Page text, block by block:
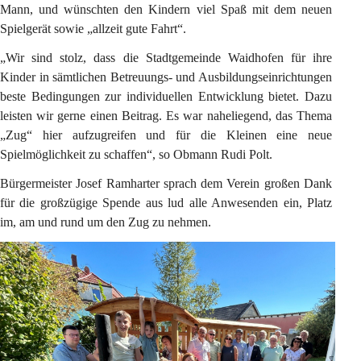
Mann, und wünschten den Kindern viel Spaß mit dem neuen
Spielgerät sowie „allzeit gute Fahrt“.
„Wir sind stolz, dass die Stadtgemeinde Waidhofen für ihre
Kinder in sämtlichen Betreuungs- und Ausbildungseinrichtungen
beste Bedingungen zur individuellen Entwicklung bietet. Dazu
leisten wir gerne einen Beitrag. Es war naheliegend, das Thema
„Zug“ hier aufzugreifen und für die Kleinen eine neue
Spielmöglichkeit zu schaffen“, so Obmann Rudi Polt.
Bürgermeister Josef Ramharter sprach dem Verein großen Dank
für die großzügige Spende aus lud alle Anwesenden ein, Platz
im, am und rund um den Zug zu nehmen.